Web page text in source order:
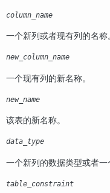
column_name
一个新列或者现有列的名称
new_column_name
一个现有列的新名称。
new_name
该表的新名称。
data_type
一个新列的数据类型或者一
table_constraint